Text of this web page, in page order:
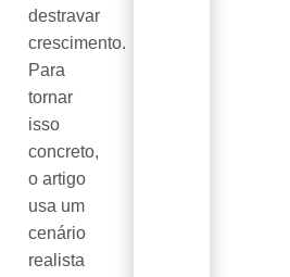
destravar
crescimento.
Para
tornar
isso
concreto,
o artigo
usa um
cenário
realista